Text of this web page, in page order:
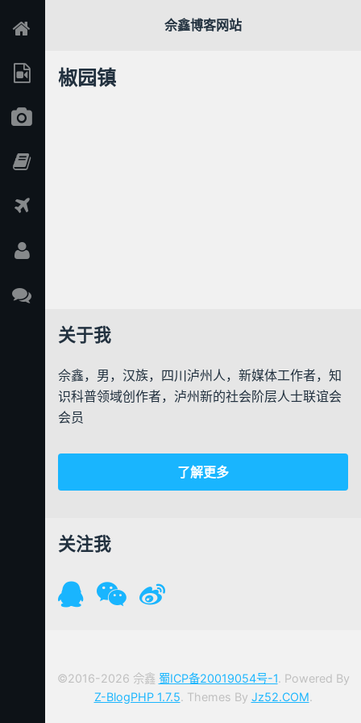
佘鑫博客网站
椒园镇
关于我
佘鑫，男，汉族，四川泸州人，新媒体工作者，知
识科普领域创作者，泸州新的社会阶层人士联谊会
会员
了解更多
关注我
©2016-2026 佘鑫 蜀ICP备20019054号-1. Powered By
Z-BlogPHP 1.7.5. Themes By Jz52.COM.